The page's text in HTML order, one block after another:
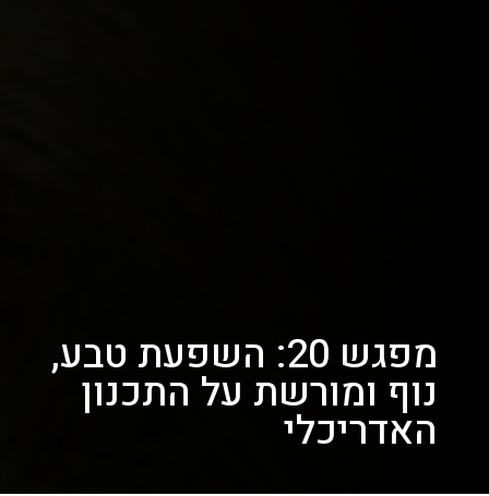
מפגש 20: השפעת טבע,
נוף ומורשת על התכנון
האדריכלי